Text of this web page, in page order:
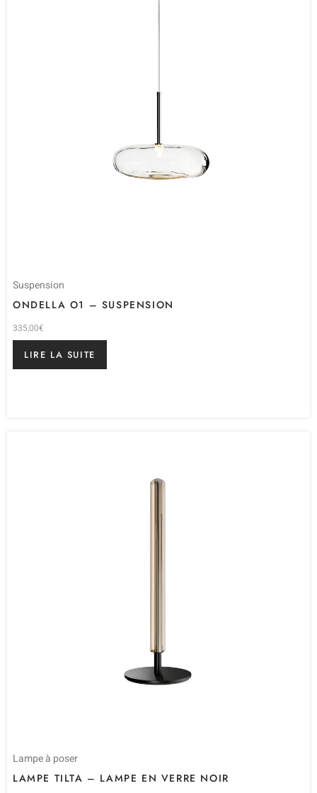
Suspension
ONDELLA O1 – SUSPENSION
335,00€
LIRE LA SUITE
Lampe à poser
LAMPE TILTA – LAMPE EN VERRE NOIR